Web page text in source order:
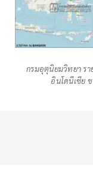
กรมอุตุนิยมวิทยา รา
อินโดนีเซีย